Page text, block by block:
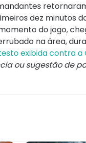
dez minutos
do jogo,
na área,
exibida contra a
ou sugestão de